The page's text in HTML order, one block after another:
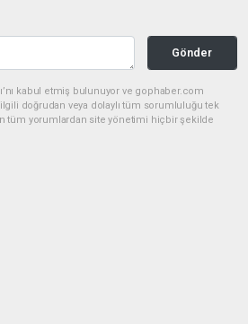
Gönder
kabul etmiş bulunuyor ve gophaber.com
ilgili doğrudan veya dolaylı tüm sorumluluğu tek
tüm yorumlardan site yönetimi hiçbir şekilde